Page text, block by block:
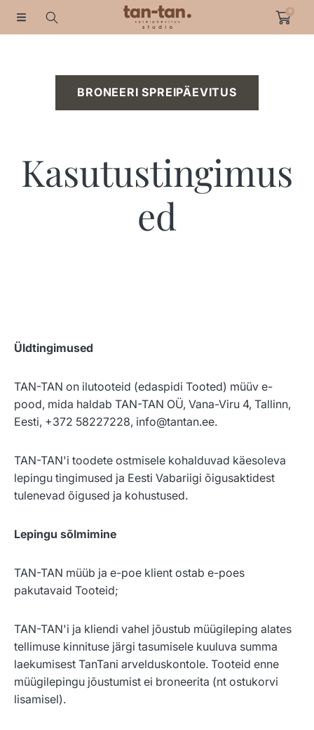
HÜPAKE SISUNI 0
BRONEERI SPREIPÄEVITUS
Kasutustingimus
ed
Üldtingimused
TAN-TAN on ilutooteid (edaspidi Tooted) müüv e-
pood, mida haldab TAN-TAN OÜ, Vana-Viru 4, Tallinn,
Eesti, +372 58227228, info@tantan.ee.
TAN-TAN'i toodete ostmisele kohalduvad käesoleva
lepingu tingimused ja Eesti Vabariigi õigusaktidest
tulenevad õigused ja kohustused.
Lepingu sõlmimine
TAN-TAN müüb ja e-poe klient ostab e-poes
pakutavaid Tooteid;
TAN-TAN'i ja kliendi vahel jõustub müügileping alates
tellimuse kinnituse järgi tasumisele kuuluva summa
laekumisest TanTani arvelduskontole. Tooteid enne
müügilepingu jõustumist ei broneerita (nt ostukorvi
lisamisel).